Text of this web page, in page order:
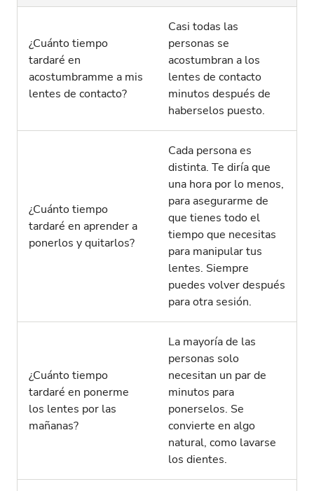
¿Cuánto tiempo
tardaré en
acostumbramme a mis
lentes de contacto?
Casi todas las
personas se
acostumbran a los
lentes de contacto
minutos después de
haberselos puesto.
¿Cuánto tiempo
tardaré en aprender a
ponerlos y quitarlos?
Cada persona es
distinta. Te diría que
una hora por lo menos,
para asegurarme de
que tienes todo el
tiempo que necesitas
para manipular tus
lentes. Siempre
puedes volver después
para otra sesión.
¿Cuánto tiempo
tardaré en ponerme
los lentes por las
mañanas?
La mayoría de las
personas solo
necesitan un par de
minutos para
ponerselos. Se
convierte en algo
natural, como lavarse
los dientes.